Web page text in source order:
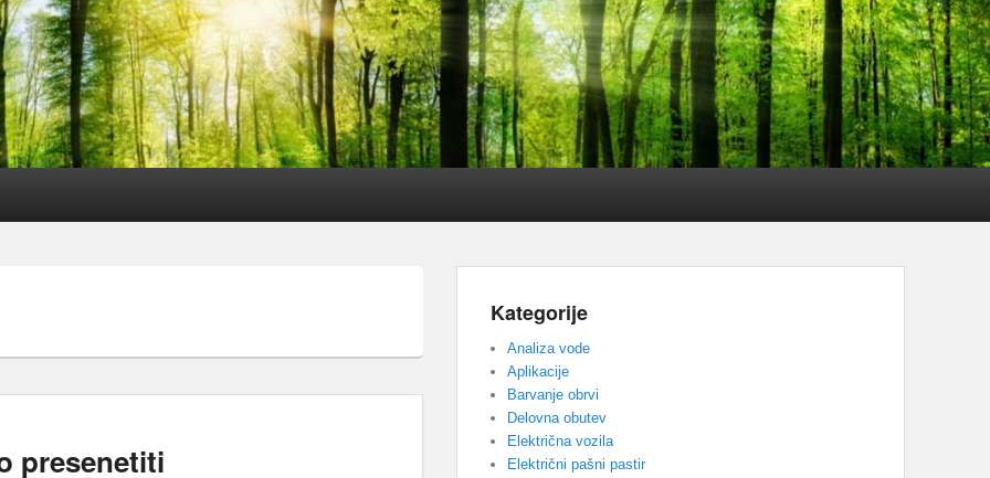
presenetiti
Kategorije
Analiza vode
Aplikacije
Barvanje obrvi
Delovna obutev
Električna vozila
Električni pašni pastir